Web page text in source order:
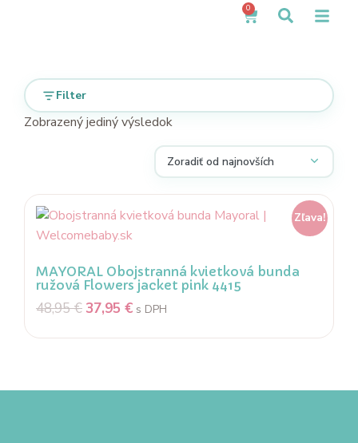
0
Filter
Zobrazený jediný výsledok
Zľava!
MAYORAL Obojstranná kvietková bunda
ružová Flowers jacket pink 4415
48,95€ 37,95 € s DPH